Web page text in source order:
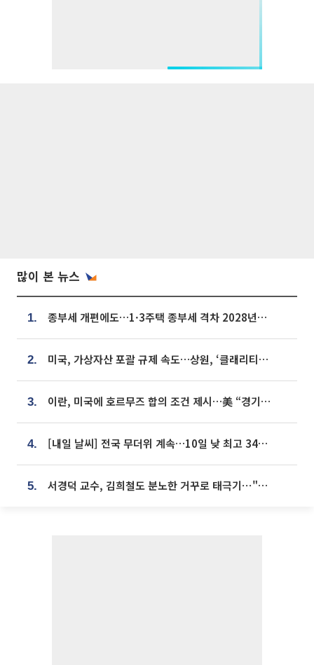
많이 본 뉴스
1. 종부세 개편에도…1·3주택 종부세 격차 2028년부터 확대
2. 미국, 가상자산 포괄 규제 속도…상원, ‘클래리티법’ 9월 절차투표 추진
3. 이란, 미국에 호르무즈 합의 조건 제시…美 “경기 아직 안 끝나” [종합]
4. [내일 날씨] 전국 무더위 계속…10일 낮 최고 34도 육박
5. 서경덕 교수, 김희철도 분노한 거꾸로 태극기⋯"엉터리는 아냐, 아쉬울 뿐"